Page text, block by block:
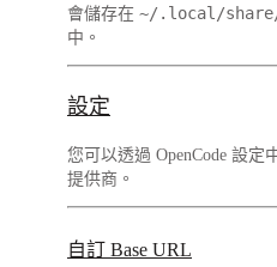
會儲存在 ~/.local/
中。
設定
您可以透過 OpenCode 設定
提供商。
自訂 Base URL